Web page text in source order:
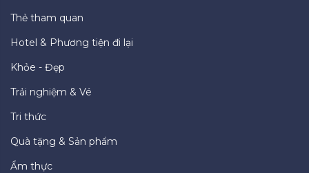
Thẻ tham quan
Hotel & Phương tiện đi lại
Khỏe - Đẹp
Trải nghiệm & Vé
Tri thức
Quà tặng & Sản phẩm
Ẩm thực